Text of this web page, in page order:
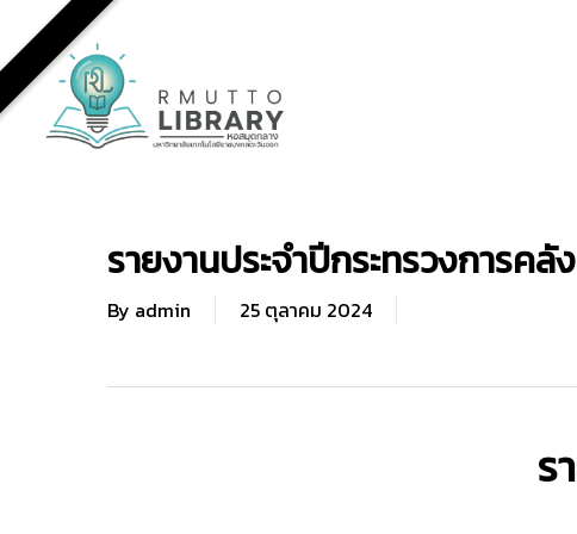
main
content
รายงานประจำปีกระทรวงการค
By admin 25 ตุลาคม 2024
ร